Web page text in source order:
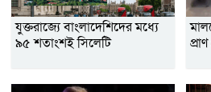
যুক্তরাজ্যে বাংলাদেশিদের মধ্যে
৯৫ শতাংশই সিলেটি